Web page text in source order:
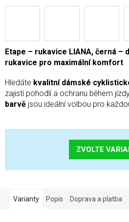
Etape – rukavice LIANA, černá –
rukavice pro maximální komfort
Hledáte kvalitní dámské
zajistí pohodlí a ochranu během
barvě jsou ideální volbou pro
ZVOLTE
Varianty Popis Doprava a platba